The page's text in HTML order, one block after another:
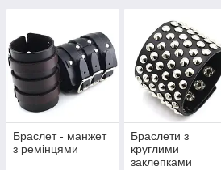
Браслет - манжет
з ремінцями
Браслети з
круглими
заклепками